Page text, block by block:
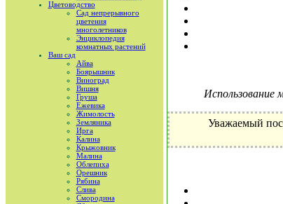
Цветоводство
Сад непрерывного
цветения
многолетников
Энциклопедия
комнатных растений
Ваш сад
Айва
Боярышник
Виноград
Вишня
Груша
Ежевика
Жимолость
Земляника
Ирга
Калина
Крыжовник
Малина
Облепиха
Орешник
Рябина
Слива
Смородина
Использование
Уважаемый